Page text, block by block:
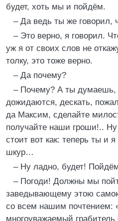
будет, хоть мы и пойдём.
– Да ведь ты же говорил,
– Это верно, я говорил.
уж я от своих слов не
толку, это тоже верно.
– Да почему?
– Почему? А ты думаешь,
дожидаются, дескать,
да Максим, сделайте
получайте наши гроши!.. Ну
стоит вот как: теперь ты и
шкур…
– Ну ладно, будет!
– Погоди! Должны мы
заведывающему этою
со всем нашим почтением:
многоуважаемый